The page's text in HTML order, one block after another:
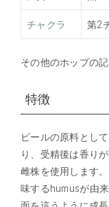
チャクラ 第2
その他のホップの
特徴
ビールの原料とし
り、受精後は香り
雌株を使用します
味するhumusが由